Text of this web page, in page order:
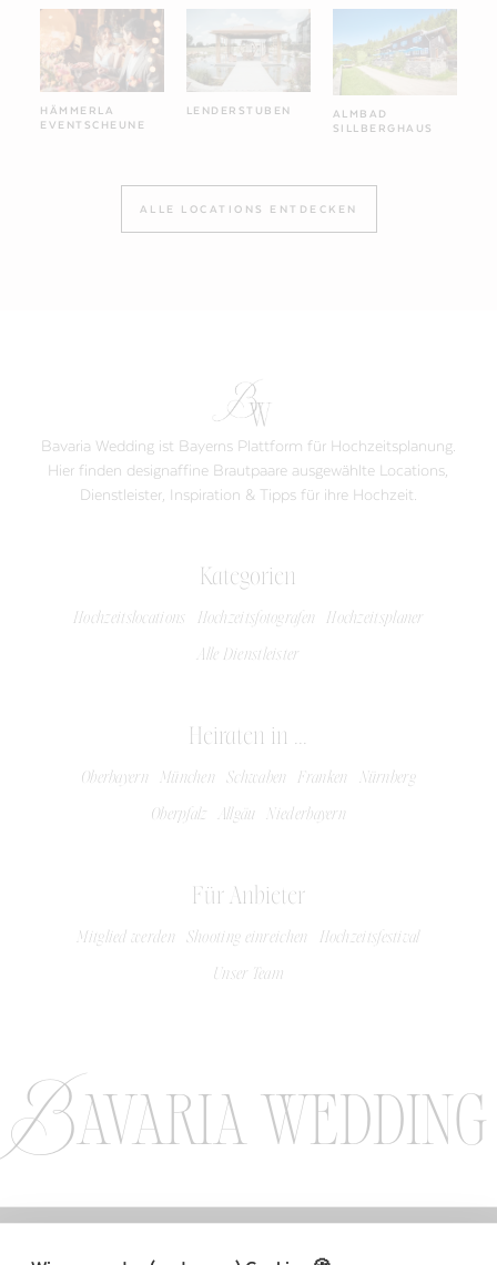
HÄMMERLA
EVENTSCHEUNE
LENDERSTUBEN
ALMBAD
SILLBERGHAUS
ALLE LOCATIONS ENTDECKEN
Bavaria Wedding ist Bayerns Plattform für Hochzeitsplanung.
Hier finden designaffine Brautpaare ausgewählte Locations,
Dienstleister, Inspiration & Tipps für ihre Hochzeit.
Kategorien
Hochzeitslocations Hochzeitsfotografen Hochzeitsplaner
Alle Dienstleister
Heiraten in ...
Oberbayern München Schwaben Franken Nürnberg
Oberpfalz Allgäu Niederbayern
Für Anbieter
Mitglied werden Shooting einreichen Hochzeitsfestival
Unser Team
Bavaria wedding